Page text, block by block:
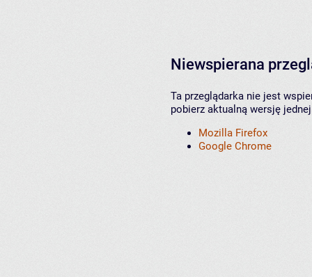
Niewspierana
Ta przeglądarka nie jest
pobierz aktualną wersję
Mozilla Firefox
Google Chrome